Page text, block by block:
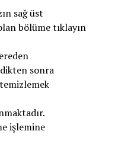
sağ üst
bölüme tıklayın
sonra
işlemine